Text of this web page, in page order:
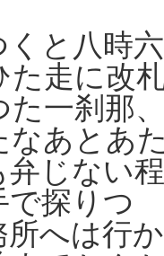
と八時
た走に改
た一刹那
なあとあ
弁じない
で探りつ
所へは行